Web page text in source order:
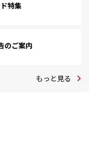
特集
のご案内
もっと見る